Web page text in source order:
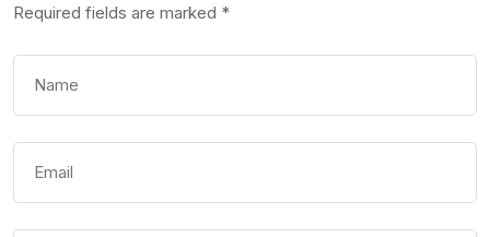
Required fields are marked *